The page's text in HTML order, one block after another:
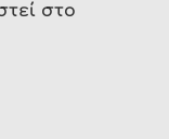
στο